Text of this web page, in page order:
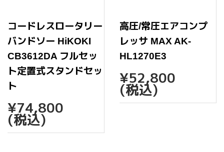
コードレスロータリー
バンドソー HiKOKI
CB3612DA フルセッ
ト定置式スタンドセッ
ト
通
常
価
格
¥74,800 ¥74,800
(税込)
高圧/常圧エアコンプ
レッサ MAX AK-
HL1270E3
通
常
価
格
¥52,800
(税込)